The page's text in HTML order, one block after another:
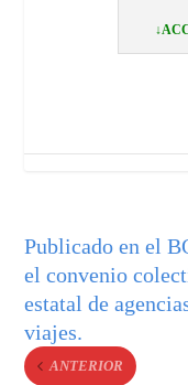
Publicado en el
el convenio
estatal de
viajes.
ANTERIOR